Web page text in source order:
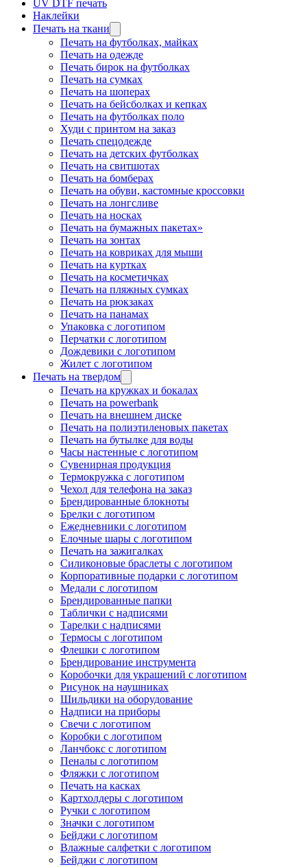
UV DTF печать
Наклейки
Печать на ткани
Печать на футболках, майках
Печать на одежде
Печать бирок на футболках
Печать на сумках
Печать на шоперах
Печать на бейсболках и кепках
Печать на футболках поло
Худи с принтом на заказ
Печать спецодежде
Печать на детских футболках
Печать на свитшотах
Печать на бомберах
Печать на обуви, кастомные кроссовки
Печать на лонгсливе
Печать на носках
Печать на бумажных пакетах»
Печать на зонтах
Печать на ковриках для мыши
Печать на куртках
Печать на косметичках
Печать на пляжных сумках
Печать на рюкзаках
Печать на панамах
Упаковка с логотипом
Перчатки с логотипом
Дождевики с логотипом
Жилет с логотипом
Печать на твердом
Печать на кружках и бокалах
Печать на powerbank
Печать на внешнем диске
Печать на полиэтиленовых пакетах
Печать на бутылке для воды
Часы настенные с логотипом
Сувенирная продукция
Термокружка с логотипом
Чехол для телефона на заказ
Брендированные блокноты
Брелки с логотипом
Ежедневники с логотипом
Елочные шары с логотипом
Печать на зажигалках
Силиконовые браслеты с логотипом
Корпоративные подарки с логотипом
Медали с логотипом
Брендированные папки
Таблички с надписями
Тарелки с надписями
Термосы с логотипом
Флешки с логотипом
Брендирование инструмента
Коробочки для украшений с логотипом
Рисунок на наушниках
Шильдики на оборудование
Надписи на приборы
Свечи с логотипом
Коробки с логотипом
Ланчбокс с логотипом
Пеналы с логотипом
Фляжки с логотипом
Печать на касках
Картхолдеры с логотипом
Ручки с логотипом
Значки с логотипом
Бейджи с логотипом
Влажные салфетки с логотипом
Бейджи с логотипом